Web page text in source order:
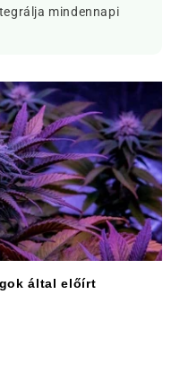
mindennapi
által előírt